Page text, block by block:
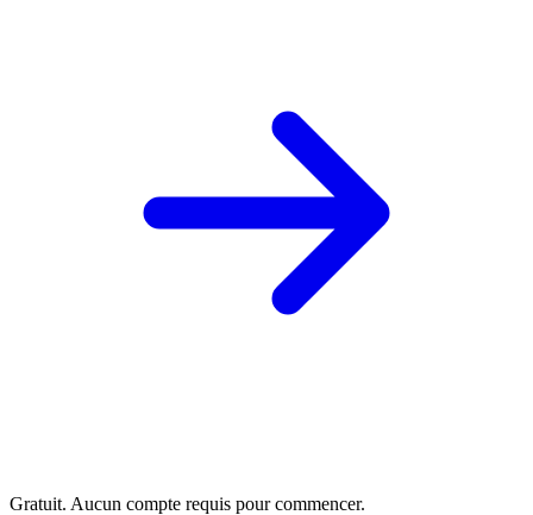
Gratuit. Aucun compte requis pour commencer.